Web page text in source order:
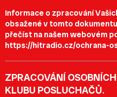
Informace o zpracování
obsažené v tomto
přečíst na našem webovém
https://hitradio.cz/ochrana-
ZPRACOVÁNÍ
KLUBU POSLUCHAČŮ.